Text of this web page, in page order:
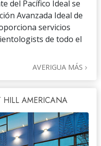
del Pacífico Ideal se
Avanzada Ideal de
servicios
de todo el
AVERIGUA MÁS
AMERICANA